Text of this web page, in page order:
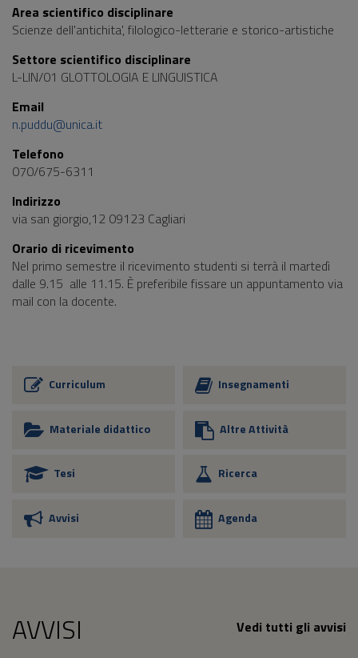
Area scientifico disciplinare
Scienze dell'antichita', filologico-letterarie e storico-artistiche
Settore scientifico disciplinare
L-LIN/01 GLOTTOLOGIA E LINGUISTICA
Email
n.puddu@unica.it
Telefono
070/675-6311
Indirizzo
via san giorgio,12 09123 Cagliari
Orario di ricevimento
Nel primo semestre il ricevimento studenti si terrà il martedì
dalle 9.15 alle 11.15. È preferibile fissare un appuntamento via
mail con la docente.
Curriculum Insegnamenti
Materiale didattico Altre Attività
Tesi Ricerca
Avvisi Agenda
AVVISI Vedi tutti gli avvisi